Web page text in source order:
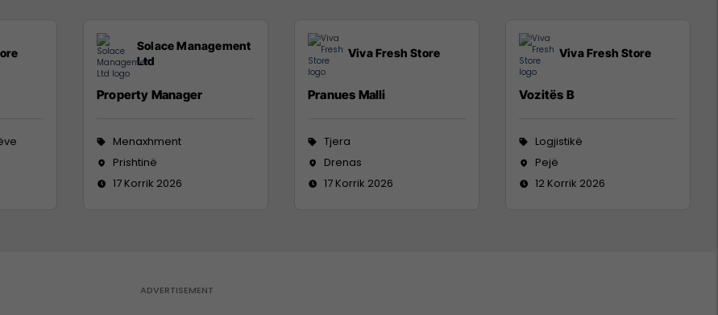
Solace Management
Ltd
Property Manager
Menaxhment
Prishtinë
17 Korrik 2026
Viva Fresh Store
Pranues Malli
Tjera
Drenas
17 Korrik 2026
Viva Fresh Store
Vozitës B
Logjistikë
Pejë
12 Korrik 2026